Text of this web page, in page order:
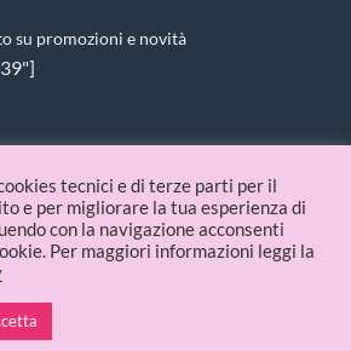
su promozioni e novità
| P.IVA 09336481214
tecnici e di terze parti per il
e per migliorare la tua esperienza di
con la navigazione acconsenti
Per maggiori informazioni leggi la